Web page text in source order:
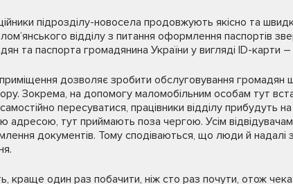
підрозділу-новосела продовжують якісно та
відділу з питання оформлення паспортів
та паспорта громадянина України у вигляді ID-карти
дозволяє зробити обслуговування
Зокрема, на допомогу маломобільним особам тут
пересуватися, працівники відділу прибудуть
адресою, тут приймають поза чергою. Усім відвідувачам
документів. Тому сподіваються, що люди й надалі
краще один раз побачити, ніж сто раз почути, отож